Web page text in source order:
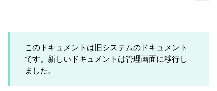
このドキュメントは旧システムのドキュメント
です。新しいドキュメントは管理画面に移行し
ました。